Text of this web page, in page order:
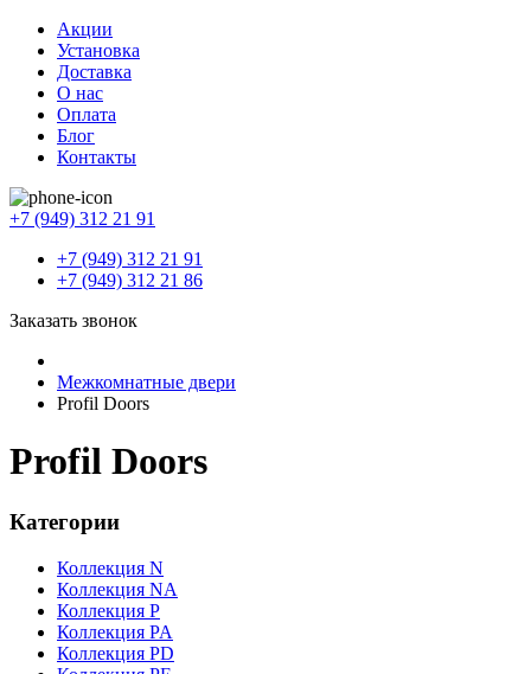
Акции
Установка
Доставка
О нас
Оплата
Блог
Контакты
+7 (949) 312 21 91
+7 (949) 312 21 91
+7 (949) 312 21 86
Заказать звонок
Межкомнатные двери
Profil Doors
Profil Doors
Категории
Коллекция N
Коллекция NA
Коллекция P
Коллекция PA
Коллекция PD